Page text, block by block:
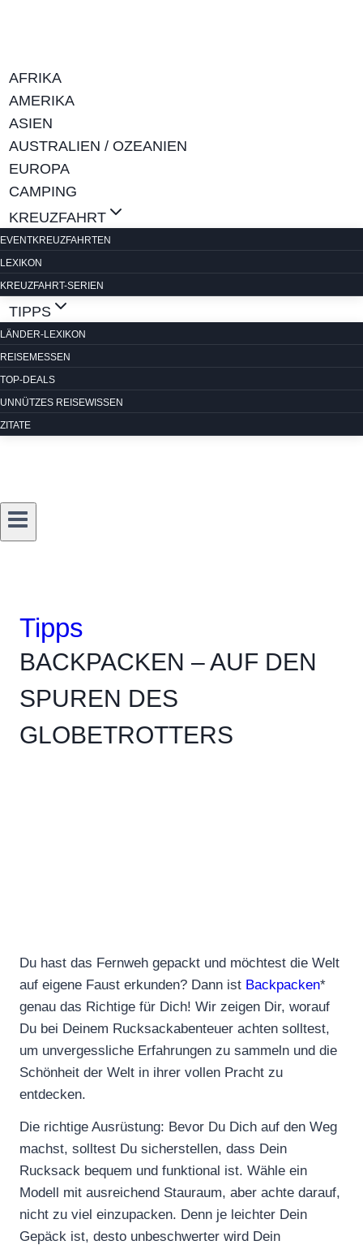
AFRIKA
AMERIKA
ASIEN
AUSTRALIEN / OZEANIEN
EUROPA
CAMPING
KREUZFAHRT
EVENTKREUZFAHRTEN
LEXIKON
KREUZFAHRT-SERIEN
TIPPS
LÄNDER-LEXIKON
REISEMESSEN
TOP-DEALS
UNNÜTZES REISEWISSEN
ZITATE
Tipps
BACKPACKEN – AUF DEN
SPUREN DES
GLOBETROTTERS
Du hast das Fernweh gepackt und möchtest die Welt
auf eigene Faust erkunden? Dann ist Backpacken*
genau das Richtige für Dich! Wir zeigen Dir, worauf
Du bei Deinem Rucksackabenteuer achten solltest,
um unvergessliche Erfahrungen zu sammeln und die
Schönheit der Welt in ihrer vollen Pracht zu
entdecken.
Die richtige Ausrüstung: Bevor Du Dich auf den Weg
machst, solltest Du sicherstellen, dass Dein
Rucksack bequem und funktional ist. Wähle ein
Modell mit ausreichend Stauraum, aber achte darauf,
nicht zu viel einzupacken. Denn je leichter Dein
Gepäck ist, desto unbeschwerter wird Dein